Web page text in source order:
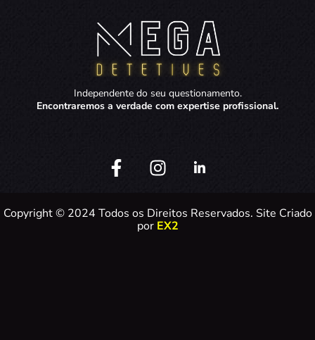
Independente do seu questionamento.
Encontraremos a verdade com expertise profissional.
Copyright © 2024 Todos os Direitos Reservados. Site Criado
por EX2